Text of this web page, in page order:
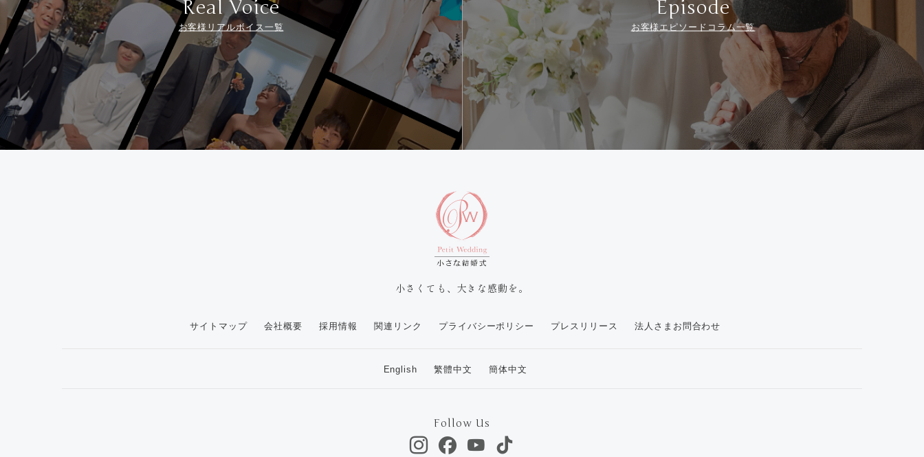
Real Voice
お客様リアルボイス一覧
Episode
お客様エピソードコラム一覧
小さくても、大きな感動を。
サイトマップ 会社概要 採用情報 関連リンク プライバシーポリシー プレスリリース 法人さまお問合わせ
English 繁體中文 簡体中文
Follow Us